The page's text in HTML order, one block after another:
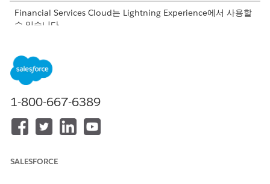
Financial Services Cloud는 Lightning Experience에서 사용할
수 있습니다.
이것은 Financial Services Cloud 관리형 패키지 기능입니다.
Financial Services Cloud DMO 매핑, 데이터 스트림 및
360의 계산된 인사이트에 액세스하려면 Financial Services 데
이터 키트를 설치합니다.
데이터 스트림을 만들어 Salesforce 조직을
1-800-667-6389
SALESFORCE